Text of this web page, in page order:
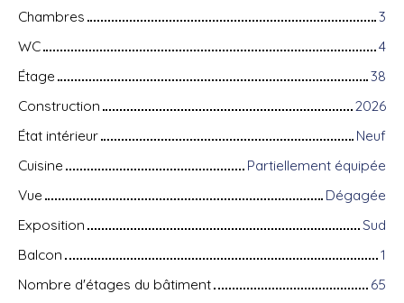
Chambres
3
WC
4
Étage
38
Construction
2026
État intérieur
Neuf
Cuisine
Partiellement équipée
Vue
Dégagée
Exposition
Sud
Balcon
1
Nombre d'étages du bâtiment
65